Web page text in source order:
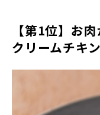
【第1位】お
クリームチキ